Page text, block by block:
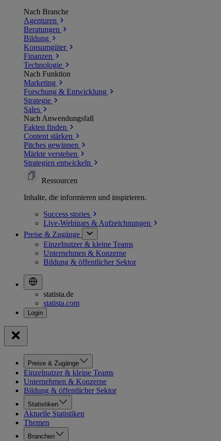
Nach Branche
Agenturen
Beratungen
Bildung
Konsumgüter
Finanzen
Technologie
Nach Funktion
Marketing
Forschung & Entwicklung
Strategie
Sales
Nach Anwendungsfall
Fakten finden
Content stärken
Pitches gewinnen
Märkte verstehen
Strategien entwickeln
Ressourcen
Inhalte, die informieren und inspirieren.
Success stories
Live-Webinars & Aufzeichnungen
Preise & Zugänge
Einzelnutzer & kleine Teams
Unternehmen & Konzerne
Bildung & öffentlicher Sektor
statista.de
statista.com
Preise & Zugänge
Einzelnutzer & kleine Teams
Unternehmen & Konzerne
Bildung & öffentlicher Sektor
Statistiken
Aktuelle Statistiken
Themen
Branchen